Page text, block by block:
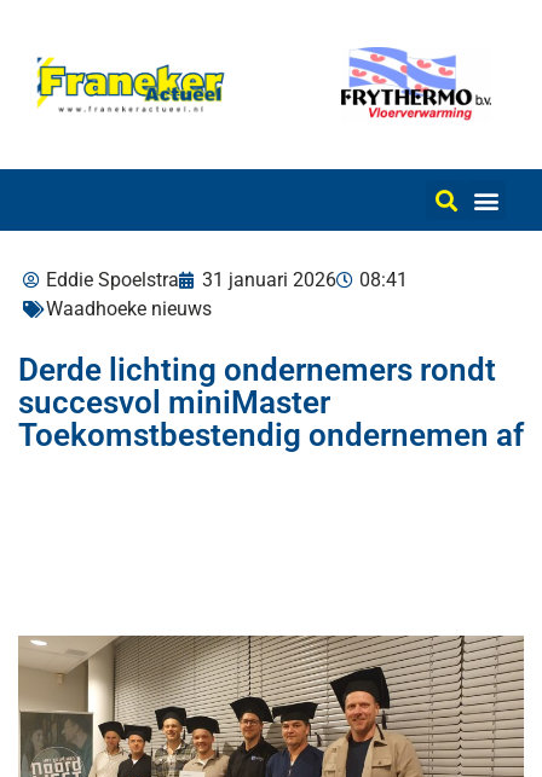
Eddie Spoelstra 31 januari 2026
08:41
Waadhoeke nieuws
Derde lichting ondernemers rondt
succesvol miniMaster
Toekomstbestendig ondernemen af